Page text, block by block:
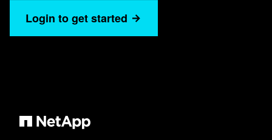
与 无论您采用何种业务模式 或市场路线 还可以
了解与我们合作 能为您带来的可衡量价值 服务主
支持 利益和激励措施 加速发展 这是在混合多云
Login to get started